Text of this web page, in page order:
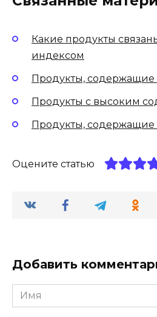
Какие продукты
индексом
Продукты, содержащие
Продукты с высоким
Продукты,
Оцените статью
Добавить
Имя